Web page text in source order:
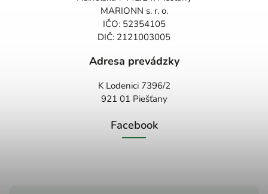
MARIONN s. r. o.
IČO: 52354105
DIČ: 2121003005
Adresa prevádzky
K Lodenici 7396/2
921 01 Piešťany
Facebook